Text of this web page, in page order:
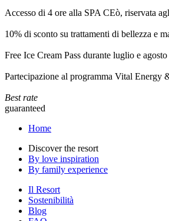
Accesso di 4 ore alla SPA CEò, riservata
10% di sconto su trattamenti di bellezza e
Free Ice Cream Pass durante luglio e
Partecipazione al programma Vital Energy
Best rate
guaranteed
Home
Discover the resort
By love inspiration
By family experience
Il Resort
Sostenibilità
Blog